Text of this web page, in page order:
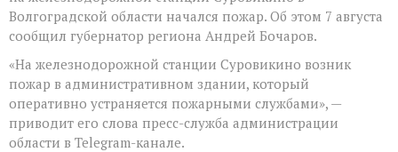
д
станции
начался
Волгоградской
области
после
атаки
БПЛА
Волгоградской области начался пожар. Об этом 7 августа
сообщил губернатор региона Андрей Бочаров.
«На железнодорожной станции Суровикино возник
пожар в административном здании, который
оперативно устраняется пожарными службами», —
приводит его слова пресс-служба администрации
области в Telegram-канале.